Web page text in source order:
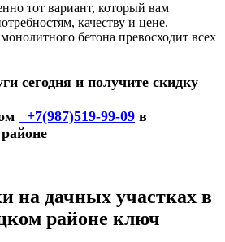
тот вариант, который вам
качеству и цене.
бетона превосходит всех
сегодня и получите скидку
+7(987)519-99-09 в
на дачных участках в
районе ключ